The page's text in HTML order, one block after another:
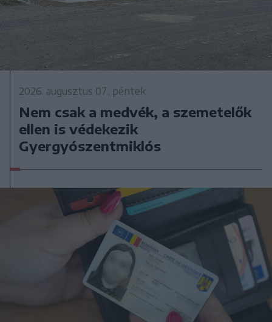
2026. augusztus 07., péntek
Nem csak a medvék, a szemetelők
ellen is védekezik
Gyergyószentmiklós